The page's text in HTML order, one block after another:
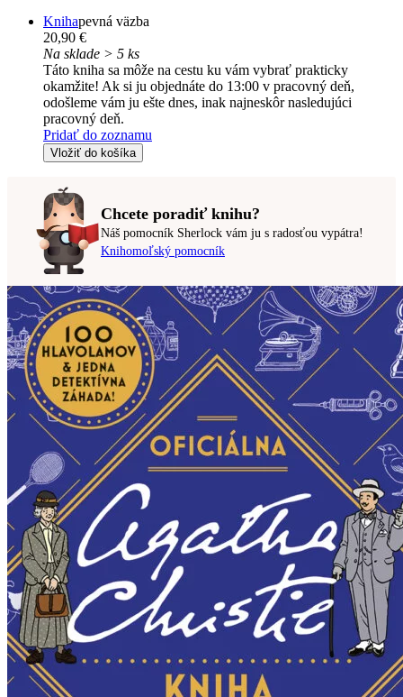
Knihapevná väzba
20,90 €
Na sklade > 5 ks
Táto kniha sa môže na cestu ku vám vybrať prakticky
okamžite! Ak si ju objednáte do 13:00 v pracovný deň,
odošleme vám ju ešte dnes, inak najneskôr nasledujúci
pracovný deň.
Pridať do zoznamu
Vložiť do košíka
Chcete poradiť knihu?
Náš pomocník Sherlock vám ju s radosťou vypátra!
Knihomoľský pomocník